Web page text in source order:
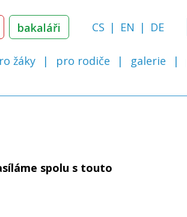
žáky pro rodiče galerie
bakaláři CS EN DE
spolu s touto